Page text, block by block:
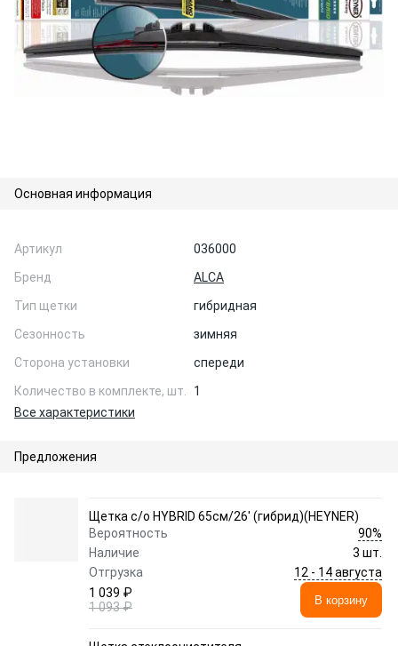
Основная информация
Артикул
036000
Бренд
ALCA
Тип щетки
гибридная
Сезонность
зимняя
Сторона установки
спереди
Количество в комплекте, шт.
1
Все характеристики
Предложения
Щетка с/о HYBRID 65см/26' (гибрид)(HEYNER)
Вероятность
90%
Наличие
3 шт.
Отгрузка
12 - 14 августа
1 039 ₽
1 093 ₽
В корзину